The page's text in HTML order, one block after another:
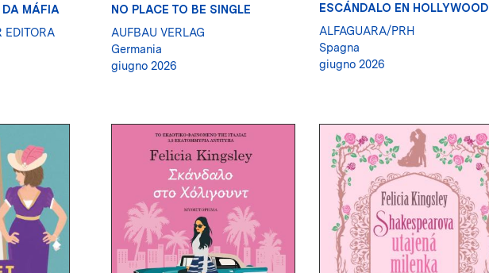
DA MÁFIA
EDITORA
NO PLACE TO BE SINGLE
AUFBAU VERLAG
Germania
giugno 2026
ESCÁNDALO EN HOLLYWOOD
ALFAGUARA/PRH
Spagna
giugno 2026